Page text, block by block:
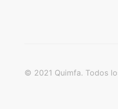
© 2021 Quimfa. Todos